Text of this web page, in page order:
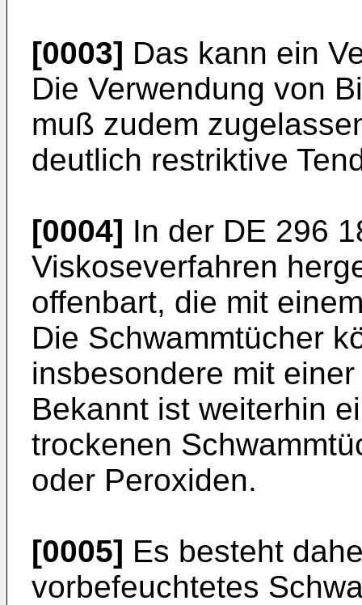
[0003] Das kann ein
Die Verwendung von
muß zudem
deutlich restriktive
[0004] In der DE 296
Viskoseverfahren
offenbart, die mit
Die Schwammtücher
insbesondere mit
Bekannt ist weiterhin
trockenen
oder Peroxiden.
[0005] Es besteht
vorbefeuchtetes